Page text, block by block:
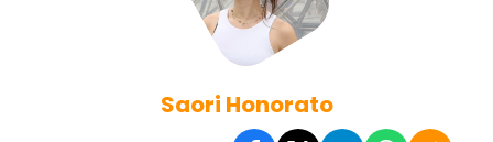
Saori Honorato